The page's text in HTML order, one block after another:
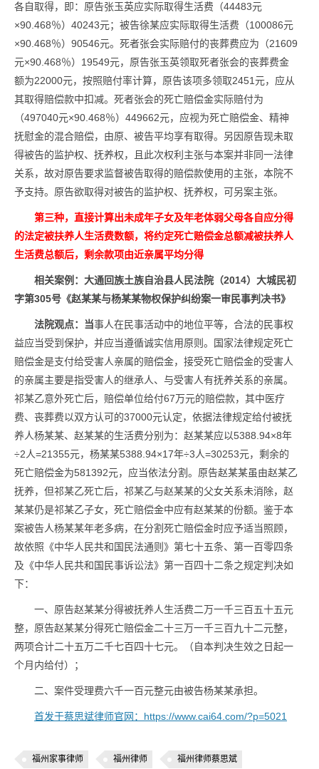
各自取得，即：原告张玉英应实际取得生活费（44483元
×90.468％）40243元；被告徐某应实际取得生活费（100086元
×90.468％）90546元。死者张会实际赔付的丧葬费应为（21609
元×90.468％）19549元，原告张玉英领取死者张会的丧葬费金
额为22000元，按照赔付率计算，原告该项多领取2451元，应从
其取得赔偿款中扣减。死者张会的死亡赔偿金实际赔付为
（497040元×90.468％）449662元，应视为死亡赔偿金、精神
抚慰金的混合赔偿，由原、被告平均享有取得。另因原告现未取
得被告的监护权、抚养权，且此次权利主张与本案并非同一法律
关系，故对原告要求监督被告取得的赔偿款使用的主张，本院不
予支持。原告欲取得对被告的监护权、抚养权，可另案主张。
第三种，直接计算出未成年子女及年老体弱父母各自应分得
的法定被扶养人生活费数额，将约定死亡赔偿金总额减被扶养人
生活费总额后，剩余款项由近亲属平均分得
相关案例： 大通回族土族自治县人民法院（2014）大城民初
字第305号 《赵某某与杨某某物权保护纠纷案一审民事判决书》
法院观点： 当事人在民事活动中的地位平等，合法的民事权
益应当受到保护，并应当遵循诚实信用原则。国家法律规定死亡
赔偿金是支付给受害人亲属的赔偿金，接受死亡赔偿金的受害人
的亲属主要是指受害人的继承人、与受害人有抚养关系的亲属。
祁某乙意外死亡后，赔偿单位给付67万元的赔偿款，其中医疗
费、丧葬费以双方认可的37000元认定，依据法律规定给付被抚
养人杨某某、赵某某的生活费分别为：赵某某应以5388.94×8年
÷2人=21355元，杨某某5388.94×17年÷3人=30253元，剩余的
死亡赔偿金为581392元，应当依法分割。原告赵某某虽由赵某乙
抚养，但祁某乙死亡后，祁某乙与赵某某的父女关系未消除，赵
某某仍是祁某乙子女，死亡赔偿金中应有赵某某的份额。鉴于本
案被告人杨某某年老多病，在分割死亡赔偿金时应予适当照顾，
故依照《中华人民共和国民法通则》第七十五条、第一百零四条
及《中华人民共和国民事诉讼法》第一百四十二条之规定判决如
下：
一、原告赵某某分得被抚养人生活费二万一千三百五十五元
整，原告赵某某分得死亡赔偿金二十三万一千三百九十二元整，
两项合计二十五万二千七百四十七元。（自本判决生效之日起一
个月内给付）；
二、案件受理费六千一百元整元由被告杨某某承担。
首发于蔡思斌律师官网：https://www.cai64.com/?p=5021
福州家事律师 福州律师 福州律师蔡思斌